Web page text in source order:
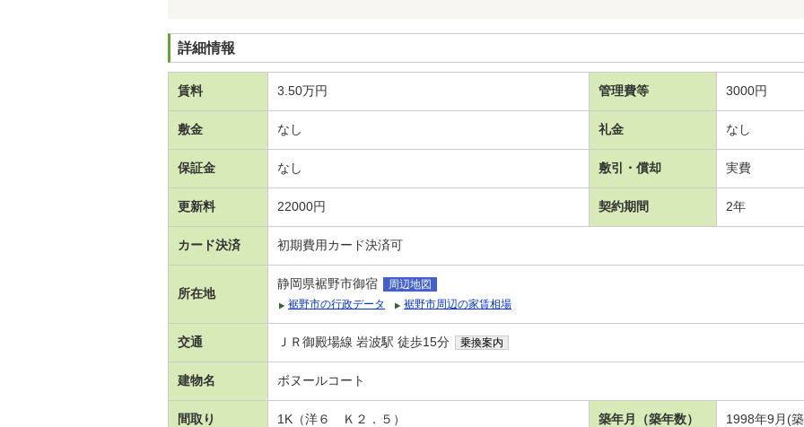
詳細情報
賃料 3.50万円 管理費等 3000円
敷金 なし 礼金 なし
保証金 なし 敷引・償却 実費
更新料 22000円 契約期間 2年
カード決済 初期費用カード決済可
所在地
静岡県裾野市御宿
周辺地図
裾野市の行政データ
裾野市周辺の家賃相場
交通 ＪＲ御殿場線 岩波駅 徒歩15分 乗換案内
建物名 ボヌールコート
間取り 1K（洋６ Ｋ２．５） 築年月（築年数） 1998年9月(